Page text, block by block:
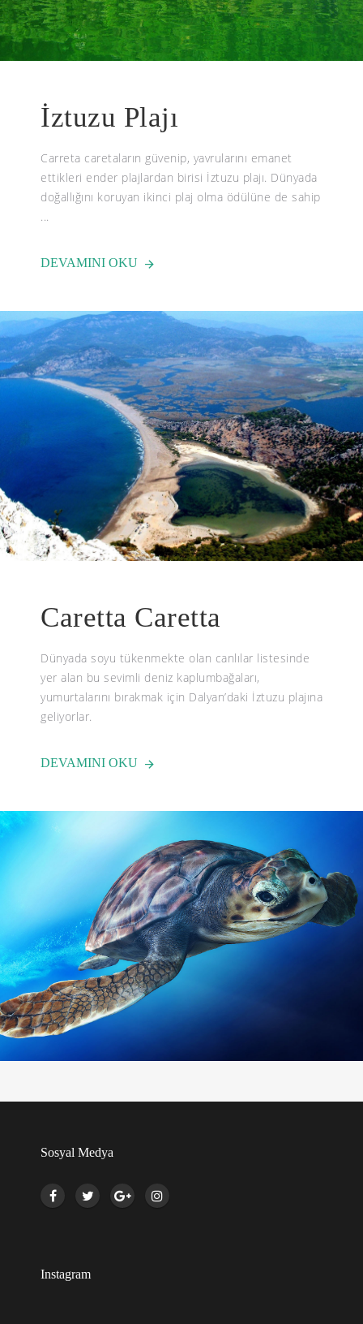
İztuzu Plajı
Carreta caretaların güvenip, yavrularını emanet
ettikleri ender plajlardan birisi İztuzu plajı. Dünyada
doğallığını koruyan ikinci plaj olma ödülüne de sahip
...
DEVAMINI OKU
Caretta Caretta
Dünyada soyu tükenmekte olan canlılar listesinde
yer alan bu sevimli deniz kaplumbağaları,
yumurtalarını bırakmak için Dalyan’daki İztuzu plajına
geliyorlar.
DEVAMINI OKU
Sosyal Medya
Instagram